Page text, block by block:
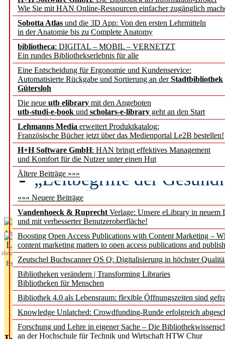
Wie Sie mit HAN Online-Ressourcen einfacher zugänglich
Sobotta Atlas und die 3D App: Von den ersten Lehrmitteln
in der Anatomie bis zu Complete Anatomy
bibliotheca: DIGITAL – MOBIL – VERNETZT
Ein rundes Bibliothekserlebnis für alle
Eine Entscheidung für Ergonomie und Kundenservice:
Automatisierte Rückgabe und Sortierung an derStadtbibliothek
Gütersloh
Die neue utb elibrary mit den Angeboten
utb-studi-e-book und scholars-e-library geht an den Start
Lehmanns Media erweitert Produktkatalog:
Französische Bücher jetzt über das Medienportal Le2B bestellen!
H+H Software GmbH: HAN bringt effektives Management
und Komfort für die Nutzer unter einen Hut
Ältere Beiträge »»»
««« Neuere Beiträge
Vandenhoeck & Ruprecht Verlage: Unsere eLibrary in neuem
und mit verbesserter Benutzeroberfläche!
Boosting Open Access Publications with Content Marketing –
content marketing matters to open access publications and
Zeutschel Buchscanner OS Q: Digitalisierung in höchster
Bibliotheken verändern | Transforming Libraries
Bibliotheken für Menschen
Bibliothek 4.0 als Lebensraum: flexible Öffnungszeiten sind
Knowledge Unlatched: Crowdfunding-Runde erfolgreich
Forschung und Lehre in eigener Sache – Die
an der Hochschule für Technik und Wirtschaft HTW Chur
Francke Attempto
EBSCO Information
Recherchefunktionen in
Sorbisches Institut neu
Geschichte und
Künstliche Intelligenz
besser zu verstehen
„Leitbegriffe der
des BIÖG erscheinen
Aktuelles aus
L
ibrary
Essentials